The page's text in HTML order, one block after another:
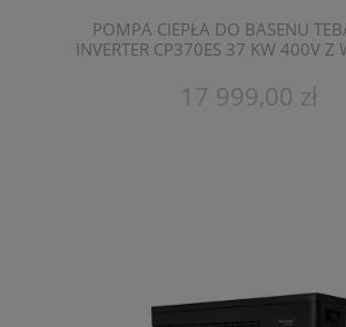
POMPA CIEPŁA DO BASENU
INVERTER CP370ES 37 KW 400V Z
17 999,00 zł